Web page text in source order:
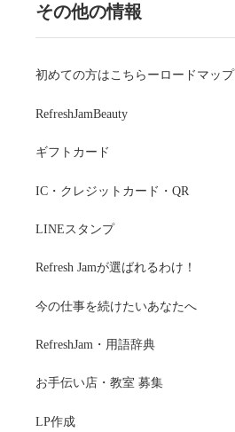
その他の情報
初めての方はこちらーロードマップ
RefreshJamBeauty
ギフトカード
IC・クレジットカード・QR
LINEスタンプ
Refresh Jamが選ばれるわけ！
今の仕事を続けたいあなたへ
RefreshJam・用語辞典
お手伝い店・教室 募集
LP作成